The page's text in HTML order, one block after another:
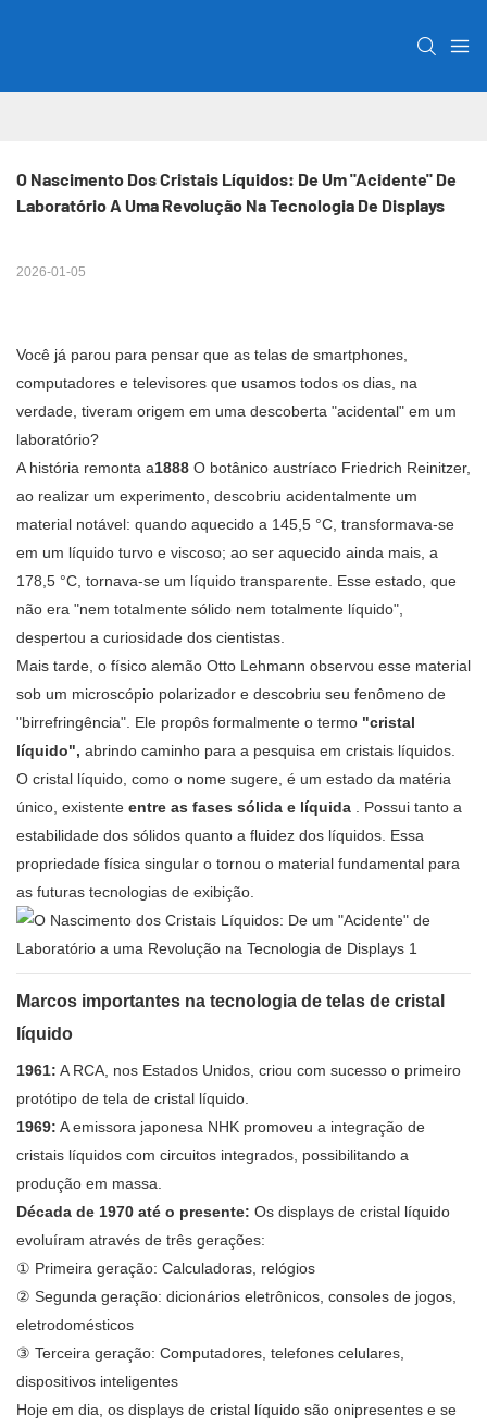
O Nascimento Dos Cristais Líquidos: De Um "Acidente" De
Laboratório A Uma Revolução Na Tecnologia De Displays
2026-01-05
Você já parou para pensar que as telas de smartphones,
computadores e televisores que usamos todos os dias, na
verdade, tiveram origem em uma descoberta "acidental" em um
laboratório?
A história remonta a1888 O botânico austríaco Friedrich Reinitzer,
ao realizar um experimento, descobriu acidentalmente um
material notável: quando aquecido a 145,5 °C, transformava-se
em um líquido turvo e viscoso; ao ser aquecido ainda mais, a
178,5 °C, tornava-se um líquido transparente. Esse estado, que
não era "nem totalmente sólido nem totalmente líquido",
despertou a curiosidade dos cientistas.
Mais tarde, o físico alemão Otto Lehmann observou esse material
sob um microscópio polarizador e descobriu seu fenômeno de
"birrefringência". Ele propôs formalmente o termo "cristal
líquido", abrindo caminho para a pesquisa em cristais líquidos.
O cristal líquido, como o nome sugere, é um estado da matéria
único, existente entre as fases sólida e líquida . Possui tanto a
estabilidade dos sólidos quanto a fluidez dos líquidos. Essa
propriedade física singular o tornou o material fundamental para
as futuras tecnologias de exibição.
Marcos importantes na tecnologia de telas de cristal
líquido
1961: A RCA, nos Estados Unidos, criou com sucesso o primeiro
protótipo de tela de cristal líquido.
1969: A emissora japonesa NHK promoveu a integração de
cristais líquidos com circuitos integrados, possibilitando a
produção em massa.
Década de 1970 até o presente: Os displays de cristal líquido
evoluíram através de três gerações:
① Primeira geração: Calculadoras, relógios
② Segunda geração: dicionários eletrônicos, consoles de jogos,
eletrodomésticos
③ Terceira geração: Computadores, telefones celulares,
dispositivos inteligentes
Hoje em dia, os displays de cristal líquido são onipresentes e se